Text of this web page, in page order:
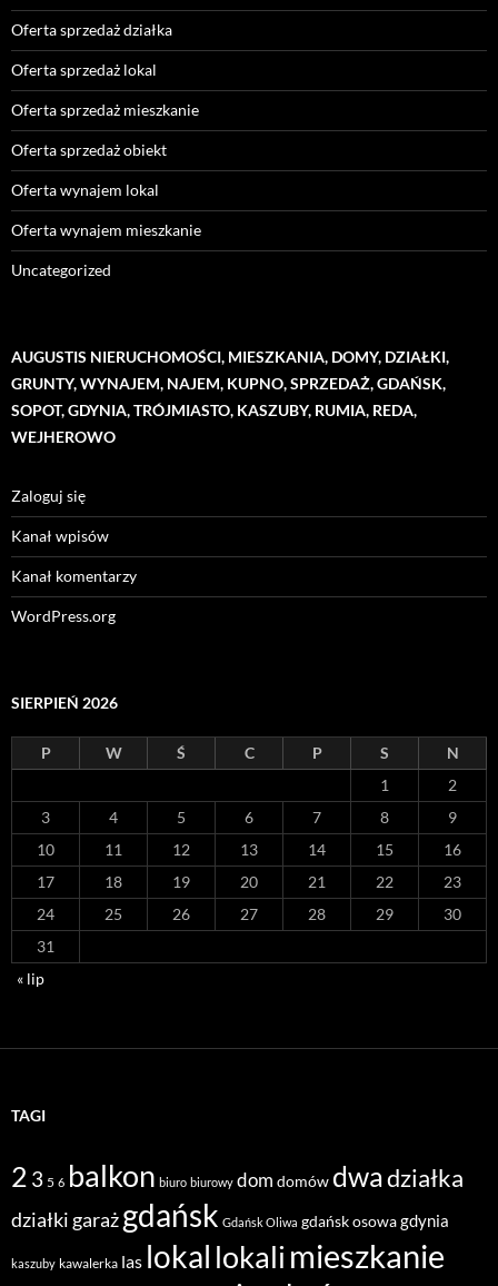
Oferta sprzedaż działka
Oferta sprzedaż lokal
Oferta sprzedaż mieszkanie
Oferta sprzedaż obiekt
Oferta wynajem lokal
Oferta wynajem mieszkanie
Uncategorized
AUGUSTIS NIERUCHOMOŚCI, MIESZKANIA, DOMY, DZIAŁKI,
GRUNTY, WYNAJEM, NAJEM, KUPNO, SPRZEDAŻ, GDAŃSK,
SOPOT, GDYNIA, TRÓJMIASTO, KASZUBY, RUMIA, REDA,
WEJHEROWO
Zaloguj się
Kanał wpisów
Kanał komentarzy
WordPress.org
SIERPIEŃ 2026
P W Ś C P S
N
1
2
3
4 5 6 7 8
9
10
11 12 13 14 15
16
17
18 19 20 21 22
23
24
25 26 27 28 29
30
31
« lip
TAGI
2 3 5 6 balkon biuro biurowy dom domów dwadziałka
działki garażgdańsk Gdańsk Oliwa gdańsk osowagdynia
kaszuby kawalerka las lokal lokalimieszkanie